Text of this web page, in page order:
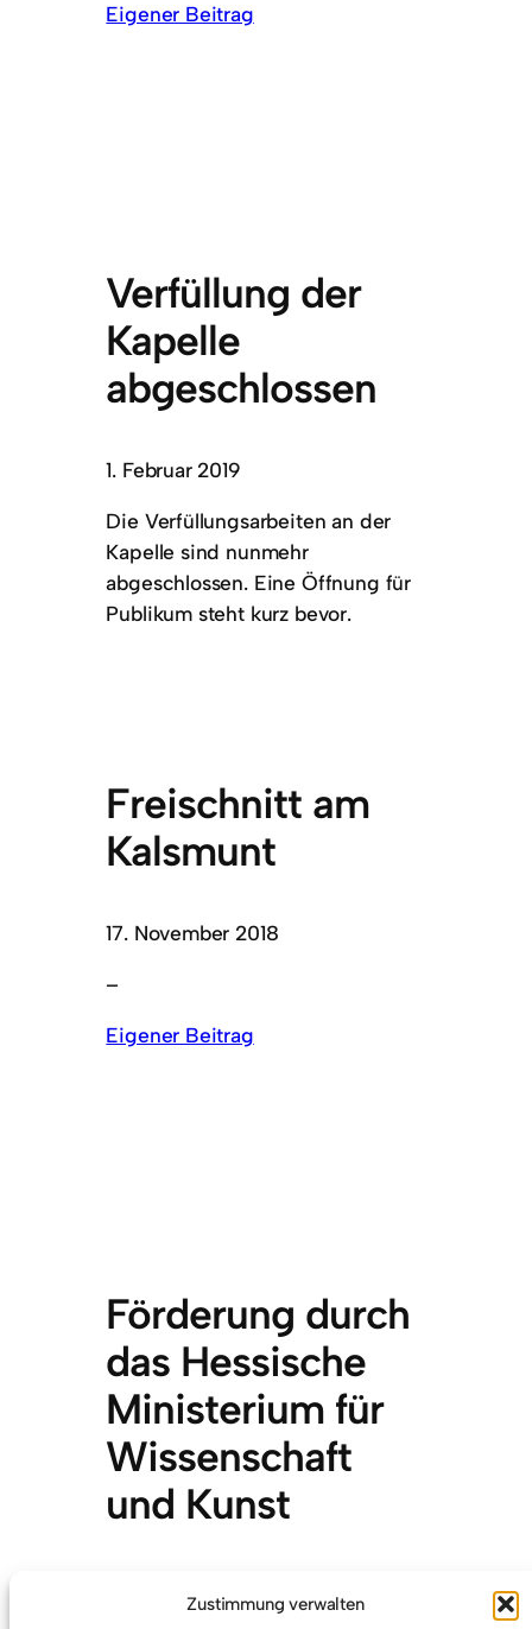
Zustimmung verwalten
Eigener Beitrag
Verfüllung der
Kapelle
abgeschlossen
1. Februar 2019
Die Verfüllungsarbeiten an der
Kapelle sind nunmehr
abgeschlossen. Eine Öffnung für
Publikum steht kurz bevor.
Freischnitt am
Kalsmunt
17. November 2018
–
Eigener Beitrag
Förderung durch
das Hessische
Ministerium für
Wissenschaft
und Kunst